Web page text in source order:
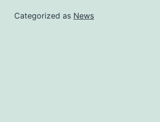
Categorized as News